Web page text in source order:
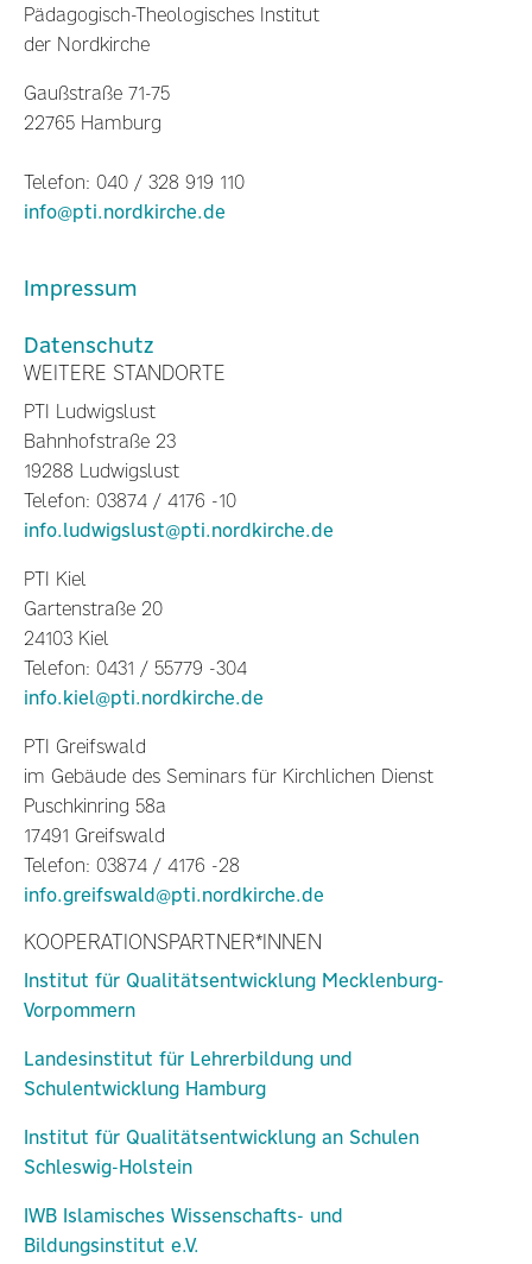
Pädagogisch-Theologisches Institut
der Nordkirche
Gaußstraße 71-75
22765 Hamburg
Telefon: 040 / 328 919 110
info@pti.nordkirche.de
Impressum
Datenschutz
WEITERE STANDORTE
PTI Ludwigslust
Bahnhofstraße 23
19288 Ludwigslust
Telefon: 03874 / 4176 -10
info.ludwigslust@pti.nordkirche.de
PTI Kiel
Gartenstraße 20
24103 Kiel
Telefon: 0431 / 55779 -304
info.kiel@pti.nordkirche.de
PTI Greifswald
im Gebäude des Seminars für Kirchlichen Dienst
Puschkinring 58a
17491 Greifswald
Telefon: 03874 / 4176 -28
info.greifswald@pti.nordkirche.de
KOOPERATIONSPARTNER*INNEN
Institut für Qualitätsentwicklung Mecklenburg-
Vorpommern
Landesinstitut für Lehrerbildung und
Schulentwicklung Hamburg
Institut für Qualitätsentwicklung an Schulen
Schleswig-Holstein
IWB Islamisches Wissenschafts- und
Bildungsinstitut e.V.